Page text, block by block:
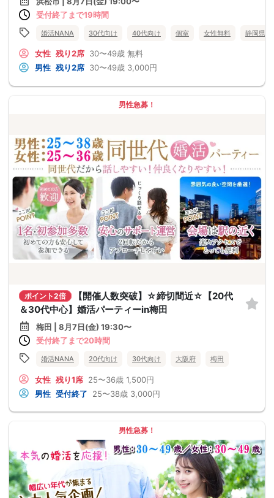
受付終了まで19時間
婚活NANA 30代向け 40代向け 個室 女性無料 静岡県
女性 残り2席 30〜49歳 無料
男性 残り2席 30〜49歳 3,000円
男性急募！
ポイント2倍
【開催人数突破】☆締切間近☆【20代
＆30代中心】婚活パーティーin梅田
梅田 | 8月7日(金) 19:30〜
受付終了まで20時間
婚活NANA 20代向け 30代向け 大阪府 梅田
女性 残り1席 25〜36歳 1,500円
男性 受付終了 25〜38歳 3,000円
男性急募！